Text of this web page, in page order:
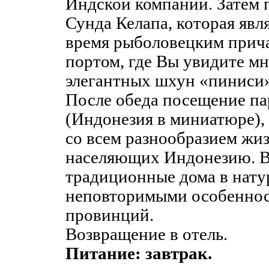
Индской компании. Затем
Сунда Келапа, которая
время рыболовецким
портом, где Вы увидите
элегантных шхун
После обеда посещение
(Индонезия в миниатюре),
со всем разнообразием
населяющих Индонезию. В
традиционные дома в
неповторимыми
провинций.
Возвращение в отель.
Питание: завтрак.